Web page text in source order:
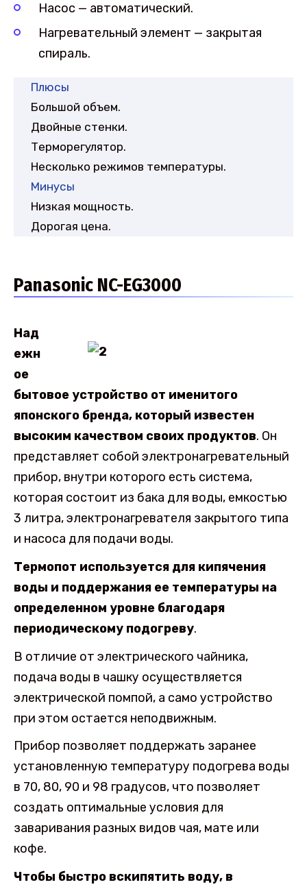
Насос — автоматический.
Нагревательный элемент — закрытая
спираль.
Плюсы
Большой объем.
Двойные стенки.
Терморегулятор.
Несколько режимов температуры.
Минусы
Низкая мощность.
Дорогая цена.
Panasonic NC-EG3000
Над
ежн
ое
бытовое устройство от именитого
японского бренда, который известен
высоким качеством своих продуктов. Он
представляет собой электронагревательный
прибор, внутри которого есть система,
которая состоит из бака для воды, емкостью
3 литра, электронагревателя закрытого типа
и насоса для подачи воды.
Термопот используется для кипячения
воды и поддержания ее температуры на
определенном уровне благодаря
периодическому подогреву.
В отличие от электрического чайника,
подача воды в чашку осуществляется
электрической помпой, а само устройство
при этом остается неподвижным.
Прибор позволяет поддержать заранее
установленную температуру подогрева воды
в 70, 80, 90 и 98 градусов, что позволяет
создать оптимальные условия для
заваривания разных видов чая, мате или
кофе.
Чтобы быстро вскипятить воду, в